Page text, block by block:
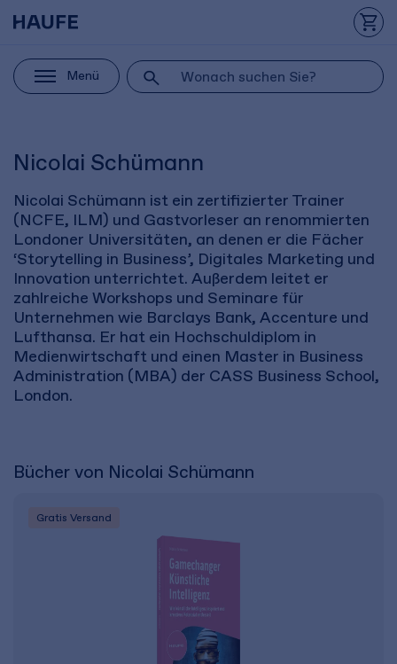
Menü
Nicolai Schümann
Nicolai Schümann ist ein zertifizierter Trainer
(NCFE, ILM) und Gastvorleser an renommierten
Londoner Universitäten, an denen er die Fächer
‘Storytelling in Business’, Digitales Marketing und
Innovation unterrichtet. Außerdem leitet er
zahlreiche Workshops und Seminare für
Unternehmen wie Barclays Bank, Accenture und
Lufthansa. Er hat ein Hochschuldiplom in
Medienwirtschaft und einen Master in Business
Administration (MBA) der CASS Business School,
London.
Bücher von Nicolai Schümann
Gratis Versand